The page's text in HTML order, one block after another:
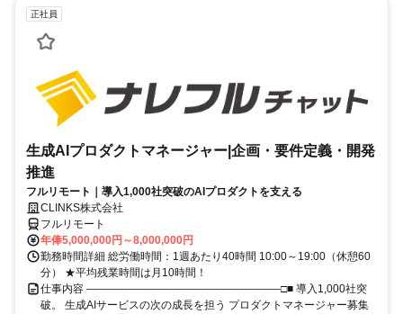
正社員
生成AIプロダクトマネージャー|企画・要件定義・開発
推進
フルリモート｜導入1,000社突破のAIプロダクトを支える
CLINKS株式会社
フルリモート
年俸5,000,000円～8,000,000円
勤務時間詳細 総労働時間：1週あたり40時間 10:00～19:00（休憩60
分） ★平均残業時間は月10時間！
仕事内容 ――――――――――――――――――□■ 導入1,000社突
破。 生成AIサービスの次の成長を担う プロダクトマネージャー募集